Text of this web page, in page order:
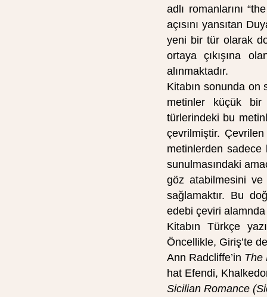
adlı romanlarını
açısını yansıtan
yeni bir tür olarak
ortaya çıkışına
alınmaktadır.
Kitabın sonunda on
metinler küçük
türlerindeki bu
çevrilmiştir.
metinlerden
sunulmasındaki
göz atabilmesini ve
sağlamaktır. Bu
edebi çeviri alamnda
Kitabın Türkçe
Öncellikle, Giriş’te
Ann Radcliffe’in The
hat Efendi,
Sicilian Romance